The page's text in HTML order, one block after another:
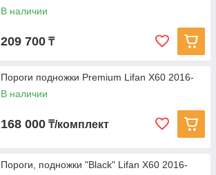
В наличии
209 700 ₸
Пороги подножки Premium Lifan X60 2016-
В наличии
168 000 ₸/комплект
Пороги, подножки "Black" Lifan X60 2016-